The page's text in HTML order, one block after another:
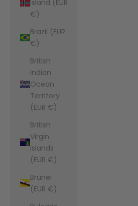
Island (EUR
€)
Brazil (EUR
€)
British
Indian
Ocean
Territory
(EUR €)
British
Virgin
Islands
(EUR €)
Brunei
(EUR €)